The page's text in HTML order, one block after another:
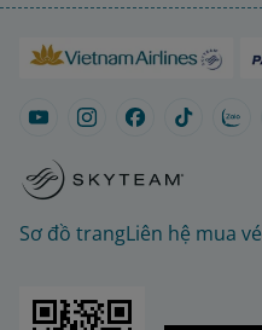
Sơ đồ trangLiên hệ mua vé